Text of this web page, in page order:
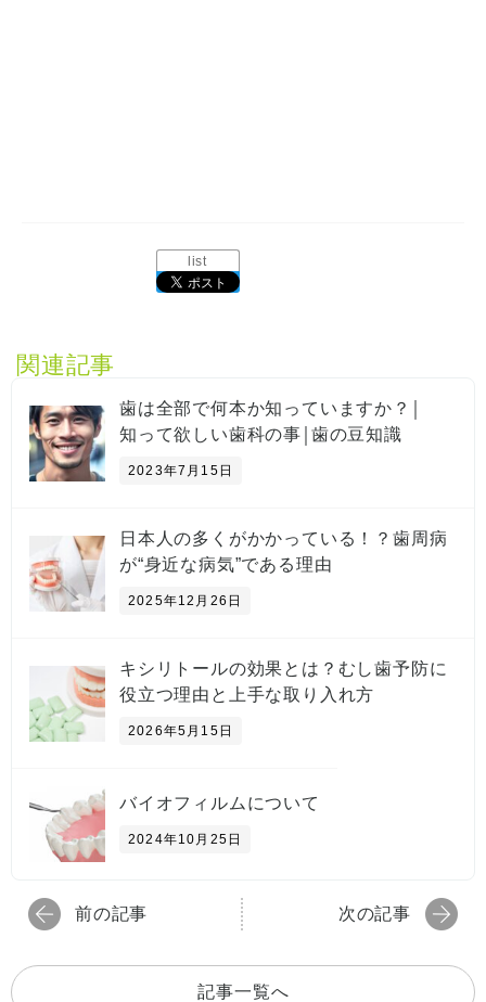
list
関連記事
歯は全部で何本か知っていますか？￨
知って欲しい歯科の事￨歯の豆知識
2023年7月15日
日本人の多くがかかっている！？歯周病
が“身近な病気”である理由
2025年12月26日
キシリトールの効果とは？むし歯予防に
役立つ理由と上手な取り入れ方
2026年5月15日
バイオフィルムについて
2024年10月25日
前の記事 次の記事
記事一覧へ